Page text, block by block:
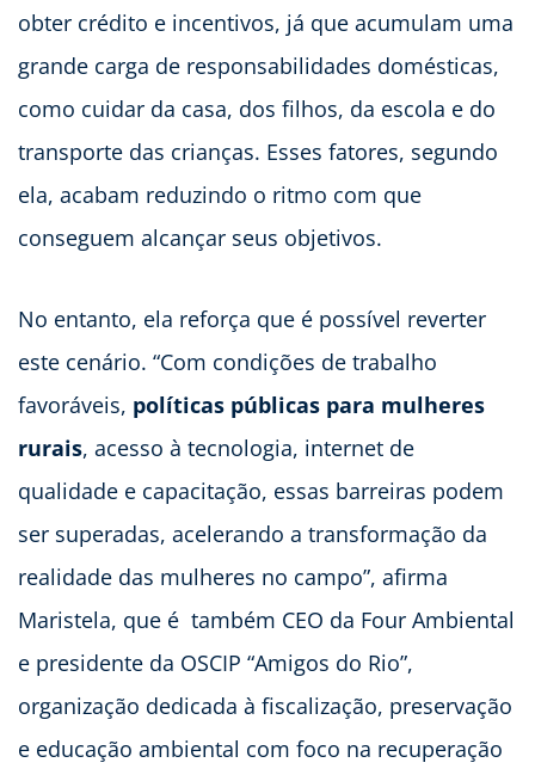
obter crédito e incentivos, já que acumulam uma
grande carga de responsabilidades domésticas,
como cuidar da casa, dos filhos, da escola e do
transporte das crianças. Esses fatores, segundo
ela, acabam reduzindo o ritmo com que
conseguem alcançar seus objetivos.
No entanto, ela reforça que é possível reverter
este cenário. “Com condições de trabalho
favoráveis, políticas públicas para mulheres
rurais, acesso à tecnologia, internet de
qualidade e capacitação, essas barreiras podem
ser superadas, acelerando a transformação da
realidade das mulheres no campo”, afirma
Maristela, que é também CEO da Four Ambiental
e presidente da OSCIP “Amigos do Rio”,
organização dedicada à fiscalização, preservação
e educação ambiental com foco na recuperação